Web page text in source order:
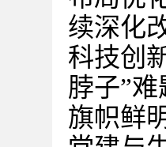
续深化
科技创
脖子”
旗帜鲜